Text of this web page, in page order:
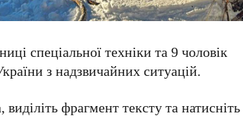
спеціальної техніки та 9 чоловік
з надзвичайних ситуацій.
фрагмент тексту та натисніть